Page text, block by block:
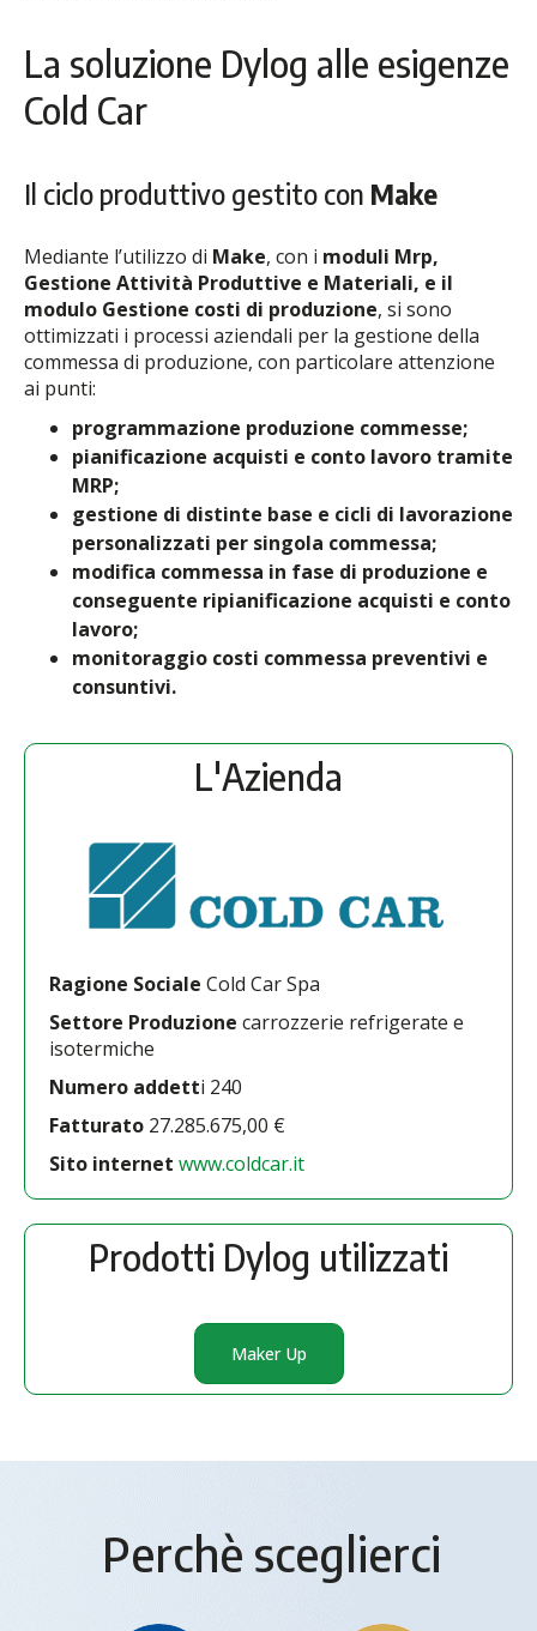
La soluzione Dylog alle esigenze
Cold Car
Il ciclo produttivo gestito con Make
Mediante l’utilizzo di Make, con i moduli Mrp,
Gestione Attività Produttive e Materiali, e il
modulo Gestione costi di produzione, si sono
ottimizzati i processi aziendali per la gestione della
commessa di produzione, con particolare attenzione
ai punti:
programmazione produzione commesse;
pianificazione acquisti e conto lavoro tramite
MRP;
gestione di distinte base e cicli di lavorazione
personalizzati per singola commessa;
modifica commessa in fase di produzione e
conseguente ripianificazione acquisti e conto
lavoro;
monitoraggio costi commessa preventivi e
consuntivi.
L'Azienda
Ragione Sociale Cold Car Spa
Settore Produzione carrozzerie refrigerate e
isotermiche
Numero addetti 240
Fatturato 27.285.675,00 €
Sito internet www.coldcar.it
Prodotti Dylog utilizzati
Maker Up
Perchè sceglierci